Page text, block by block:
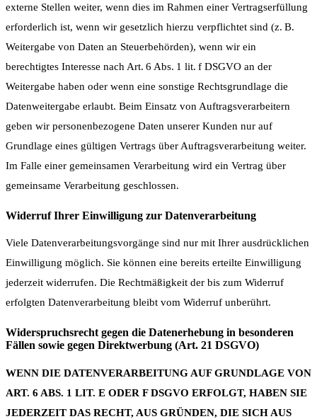
externe Stellen weiter, wenn dies im Rahmen einer Vertragserfüllung
erforderlich ist, wenn wir gesetzlich hierzu verpflichtet sind (z. B.
Weitergabe von Daten an Steuerbehörden), wenn wir ein
berechtigtes Interesse nach Art. 6 Abs. 1 lit. f DSGVO an der
Weitergabe haben oder wenn eine sonstige Rechtsgrundlage die
Datenweitergabe erlaubt. Beim Einsatz von Auftragsverarbeitern
geben wir personenbezogene Daten unserer Kunden nur auf
Grundlage eines gültigen Vertrags über Auftragsverarbeitung weiter.
Im Falle einer gemeinsamen Verarbeitung wird ein Vertrag über
gemeinsame Verarbeitung geschlossen.
Widerruf Ihrer Einwilligung zur Datenverarbeitung
Viele Datenverarbeitungsvorgänge sind nur mit Ihrer ausdrücklichen
Einwilligung möglich. Sie können eine bereits erteilte Einwilligung
jederzeit widerrufen. Die Rechtmäßigkeit der bis zum Widerruf
erfolgten Datenverarbeitung bleibt vom Widerruf unberührt.
Widerspruchsrecht gegen die Datenerhebung in besonderen
Fällen sowie gegen Direktwerbung (Art. 21 DSGVO)
WENN DIE DATENVERARBEITUNG AUF GRUNDLAGE VON
ART. 6 ABS. 1 LIT. E ODER F DSGVO ERFOLGT, HABEN SIE
JEDERZEIT DAS RECHT, AUS GRÜNDEN, DIE SICH AUS